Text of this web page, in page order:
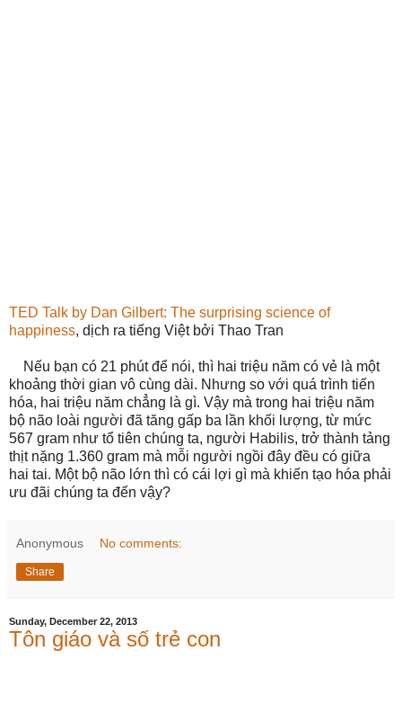
TED Talk by Dan Gilbert: The surprising science of
happiness, dịch ra tiếng Việt bởi Thao Tran
Nếu bạn có 21 phút để nói, thì hai triệu năm có vẻ là một
khoảng thời gian vô cùng dài. Nhưng so với quá trình tiến
hóa, hai triệu năm chẳng là gì. Vậy mà trong hai triệu năm
bộ não loài người đã tăng gấp ba lần khối lượng, từ mức
567 gram như tổ tiên chúng ta, người Habilis, trở thành tảng
thịt nặng 1.360 gram mà mỗi người ngồi đây đều có giữa
hai tai. Một bộ não lớn thì có cái lợi gì mà khiến tạo hóa phải
ưu đãi chúng ta đến vậy?
Anonymous No comments:
Share
Sunday, December 22, 2013
Tôn giáo và số trẻ con